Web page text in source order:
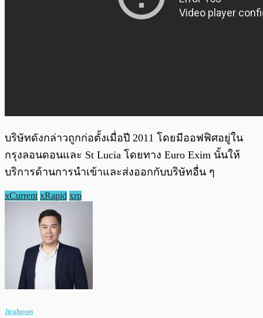
บริษัทดังกล่าวถูกก่อตั้งเมื่อปี 2011 โดยมีออฟฟิศอยู่ใน
กรุงลอนดอนและ St Lucia โดยทาง Euro Exim นั้นให้
บริการด้านการนำเข้าและส่งออกกับบริษัทอื่น ๆ
xCurrent xRapid xrp
Jiraboon